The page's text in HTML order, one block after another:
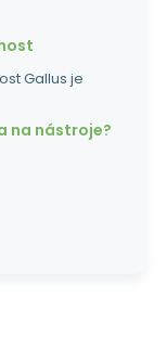
Gallus je
na nástroje?